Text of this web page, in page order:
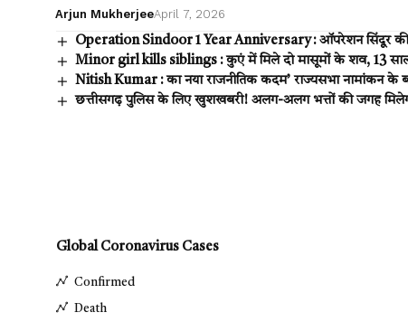
Arjun MukherjeeApril 7, 2026
Operation Sindoor 1 Year Anniversary : ऑपरेशन सिंदूर की
Minor girl kills siblings : कुएं में मिले दो मासूमों के शव, 13 साल
Nitish Kumar : का नया राजनीतिक कदम’ राज्यसभा नामांकन
छत्तीसगढ़ पुलिस के लिए खुशखबरी! अलग-अलग भत्तों की जगह
Global Coronavirus Cases
Confirmed
Death